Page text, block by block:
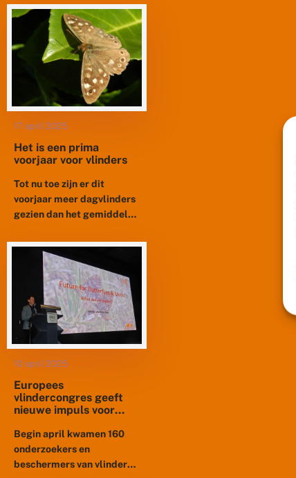
van over de hele wereld
kwamen naar Wageningen
om kennis en ervaring te
delen...
17 april 2025
Het is een prima
voorjaar voor vlinders
Tot nu toe zijn er dit
voorjaar meer dagvlinders
gezien dan het gemiddelde
Het mooie, zonnige weer
heeft daar zeker aan...
10 april 2025
Europees
vlindercongres geeft
nieuwe impuls voor
Begin april kwamen 160
onderzoekers en
beschermers van vlinders